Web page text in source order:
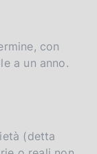
con
a un anno.
(detta